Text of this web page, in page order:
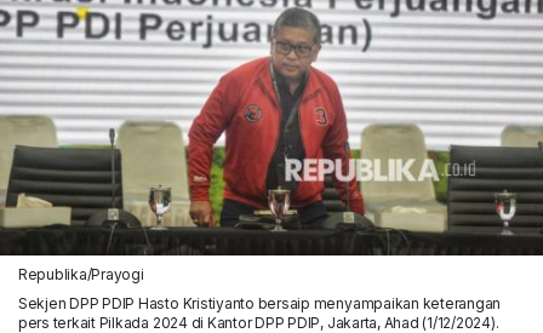
Republika/Prayogi
Sekjen DPP PDIP Hasto Kristiyanto bersaip menyampaikan keterangan
pers terkait Pilkada 2024 di Kantor DPP PDIP, Jakarta, Ahad (1/12/2024).